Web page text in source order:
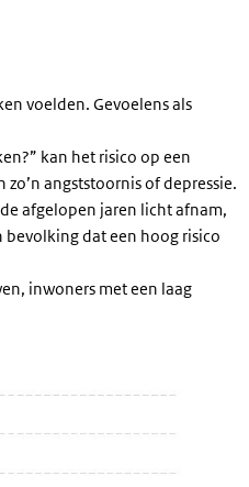
voelden. Gevoelens als
kan het risico op een
angststoornis of depressie.
afgelopen jaren licht afnam,
bevolking dat een hoog risico
inwoners met een laag